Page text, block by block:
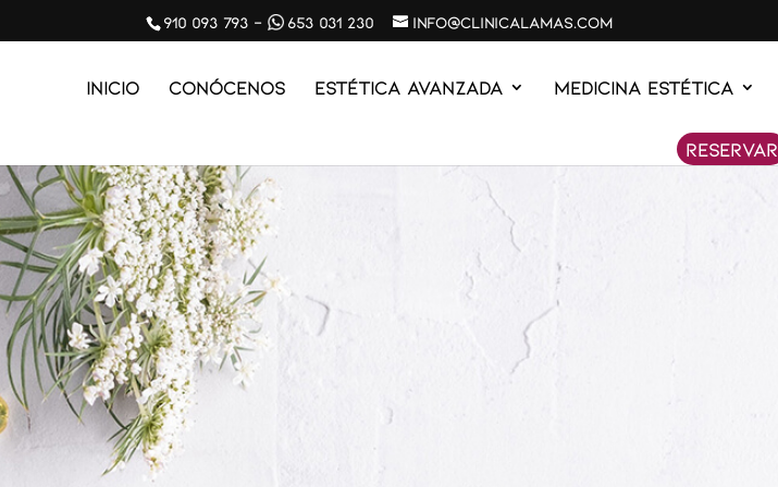
910 093 793 - 653 031 230 info@clinicalamas.com
Inicio Conócenos ESTÉTICA AVANZADA MEDICINA ESTÉTICA
Reservar